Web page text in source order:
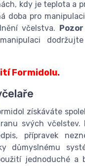
kdy je teplota a
doba pro
včelstva.
Formidolu.
získáváte
svých včelstev.
přípravek
důmyslnému
jednoduché a